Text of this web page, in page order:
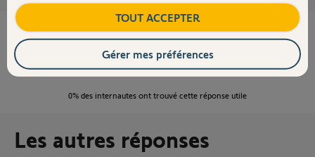
Cette réponse vous a-t-elle aidé ?
0% des internautes ont trouvé cette réponse utile
Les autres réponses
TOUT ACCEPTER
Gérer mes préférences